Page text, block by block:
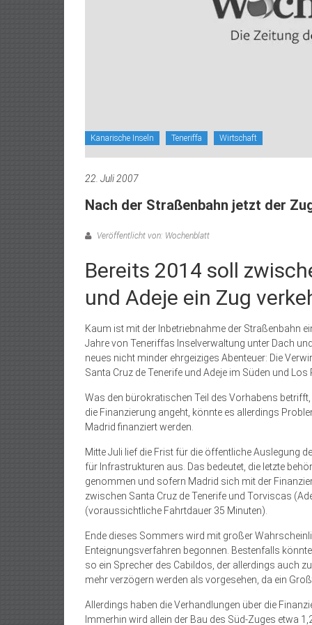
Kanarische Inseln Teneriffa Wirtschaft
22. Juli 2007
Nach der Straßenbahn jetzt der
Veröffentlicht von: Wochenblatt
Bereits 2014 soll
und Adeje ein Zug
Kaum ist mit der Inbetriebnahme der Straßenbahn
Jahre von Teneriffas Inselverwaltung unter Dach
neues nicht minder ehrgeiziges Abenteuer: Die
Santa Cruz de Tenerife und Adeje im Süden und
Was den bürokratischen Teil des Vorhabens
die Finanzierung angeht, könnte es allerdings
Madrid finanziert werden.
Mitte Juli lief die Frist für die öffentliche Auslegung
für Infrastrukturen aus. Das bedeutet, die letzte
genommen und sofern Madrid sich mit der
zwischen Santa Cruz de Tenerife und Torviscas
(voraussichtliche Fahrtdauer 35 Minuten).
Ende dieses Sommers wird mit großer
Enteignungsverfahren begonnen. Bestenfalls
so ein Sprecher des Cabildos, der allerdings auch
mehr verzögern werden als vorgesehen, da ein
Allerdings haben die Verhandlungen über die
Immerhin wird allein der Bau des Süd-Zuges etwa